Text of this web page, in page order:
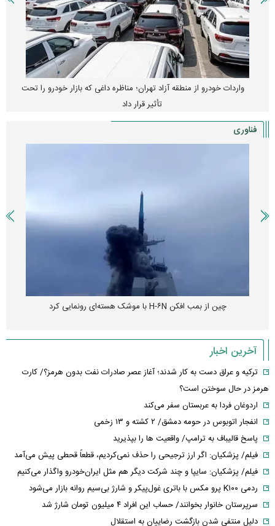
واردات خودرو از منطقه آزاد تهران؛ مناظره داغی که بازار خودرو را تحت
تأثیر قرار داد
فناوری
چین از بمب افکن H-۶N با موشک هسته‌ای رونمایی کرد
آخرین اخبار
ترکیه و عراق دست به کار شدند؛ آغاز عصر صادرات نفت بدون هرمز؟/ کارت
هرمز در حال سوختن است؟
اردوغان فردا به عربستان سفر می‌کند
انفجار اتوبوس در حومه دمشق/ ۲ کشته و ۱۳ زخمی
پاسخ قالیباف به ترامپ/ واقعیت ها را بپذیرید
فیلم/ پزشکیان: اگر ارز ترجیحی را حذف نمی‌کردیم، قطعاً قحطی پیش می‌آمد
فیلم/ پزشکیان: سایپا و چند شرکت دیگر هم مثل ایران‌خودرو واگذار می‌کنیم
ردمی K۱۰۰ پرو مکس با باتری غول‌پیکر و شارژ بی‌سیم روانه بازار می‌شود
سرپرستان خانوار بخوانند/ حساب این افراد ۴ میلیون تومان شارژ شد
دلیل منتفی شدن بازگشت رضاییان به استقلال